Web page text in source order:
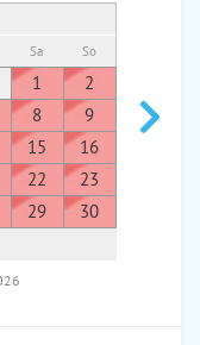
Sa So
1
2
8
9
15
16
22
23
29
30
7